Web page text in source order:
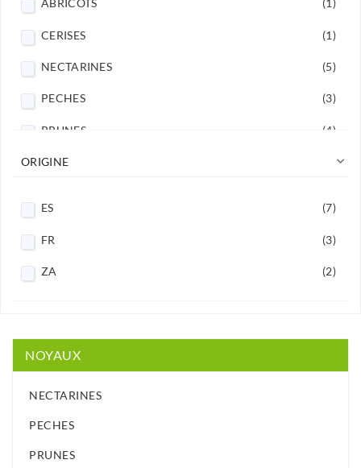
ABRICOTS (1)
CERISES (1)
NECTARINES (5)
PECHES (3)
PRUNES (4)
ORIGINE 
ES (7)
FR (3)
ZA (2)
NOYAUX
NECTARINES
PECHES
PRUNES